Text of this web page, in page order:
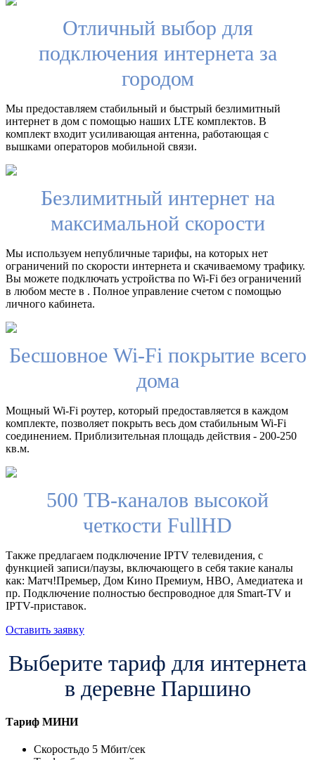
Отличный выбор для
подключения интернета за
городом
Мы предоставляем стабильный и быстрый безлимитный
интернет в дом с помощью наших LTE комплектов. В
комплект входит усиливающая антенна, работающая с
вышками операторов мобильной связи.
Безлимитный интернет на
максимальной скорости
Мы используем непубличные тарифы, на которых нет
ограничений по скорости интернета и скачиваемому трафику.
Вы можете подключать устройства по Wi-Fi без ограничений
в любом месте в . Полное управление счетом с помощью
личного кабинета.
Бесшовное Wi-Fi покрытие всего
дома
Мощный Wi-Fi роутер, который предоставляется в каждом
комплекте, позволяет покрыть весь дом стабильным Wi-Fi
соединением. Приблизительная площадь действия - 200-250
кв.м.
500 ТВ-каналов высокой
четкости FullHD
Также предлагаем подключение IPTV телевидения, с
функцией записи/паузы, включающего в себя такие каналы
как: Матч!Премьер, Дом Кино Премиум, HBO, Амедиатека и
пр. Подключение полностью беспроводное для Smart-TV и
IPTV-приставок.
Оставить заявку
Выберите тариф для интернета
в деревне Паршино
Тариф МИНИ
Скоростьдо 5 Мбит/сек